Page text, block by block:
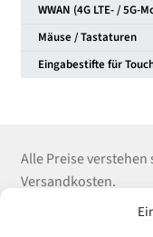
WWAN (4G LTE- / 5G-
Mäuse / Tastaturen
Eingabestifte für
Alle Preise verstehen
Versandkosten.